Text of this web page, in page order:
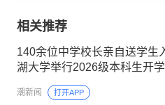
相关推荐
140余位中学校长亲自送学生
湖大学举行2026级本科生开
潮新闻 打开APP